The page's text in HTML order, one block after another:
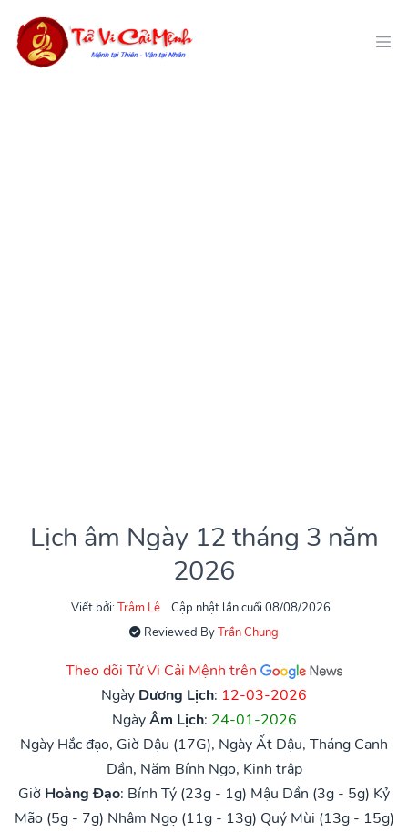
Lịch âm Ngày 12 tháng 3 năm
2026
Viết bởi: Trâm Lê
Cập nhật lần cuối 08/08/2026
Reviewed ByTrần Chung
Theo dõi Tử Vi Cải Mệnh trên
Ngày Dương Lịch: 12-03-2026
NgàyÂm Lịch: 24-01-2026
Ngày Hắc đạo, Giờ Dậu (17G), Ngày Ất Dậu, Tháng Canh
Dần, Năm Bính Ngọ, Kinh trập
Giờ Hoàng Đạo: Bính Tý (23g - 1g) Mậu Dần (3g - 5g) Kỷ
Mão (5g - 7g) Nhâm Ngọ (11g - 13g) Quý Mùi (13g - 15g)